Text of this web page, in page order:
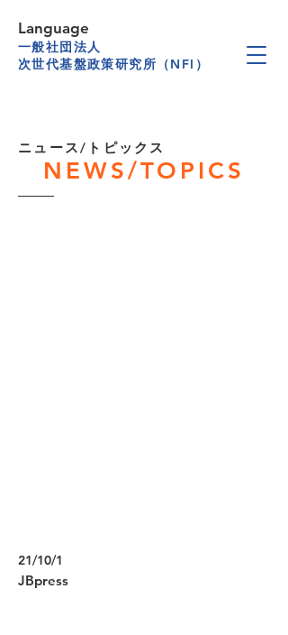
一般社団法人
次世代基盤政策研究所（NFI）
Language
​ニュース/トピックス
NEWS/TOPICS
21/10/1
JBpress